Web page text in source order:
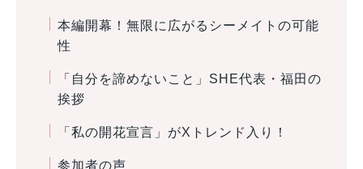
本編開幕！無限に広がるシーメイトの可能
性
「自分を諦めないこと」SHE代表・福田の
挨拶
「私の開花宣言」がXトレンド入り！
参加者の声